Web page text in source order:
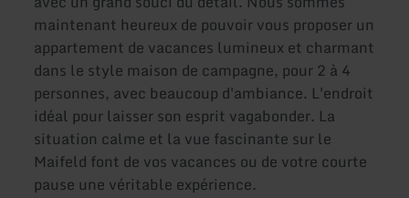
maintenant heureux de pouvoir vous proposer un
appartement de vacances lumineux et charmant
dans le style maison de campagne, pour 2 à 4
personnes, avec beaucoup d'ambiance. L'endroit
idéal pour laisser son esprit vagabonder. La
situation calme et la vue fascinante sur le
Maifeld font de vos vacances ou de votre courte
pause une véritable expérience.